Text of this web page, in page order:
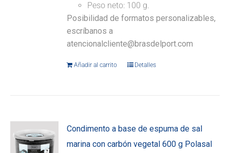
Peso neto: 100 g.
Posibilidad de formatos personalizables,
escríbanos a
atencionalcliente@brasdelport.com
Añadir al carrito Detalles
Condimento a base de espuma de sal
marina con carbón vegetal 600 g Polasal